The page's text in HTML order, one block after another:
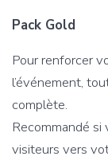
Pack Gold
Pour renforcer
l’événement,
complète.
Recommandé
visiteurs vers